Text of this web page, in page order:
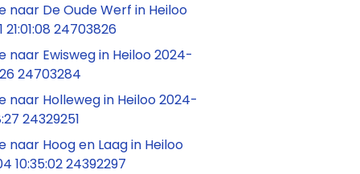
naar De Oude Werf in Heiloo
24703826
naar Ewisweg in Heiloo 2024-
24703284
naar Holleweg in Heiloo 2024-
24329251
naar Hoog en Laag in Heiloo
10:35:02 24392297